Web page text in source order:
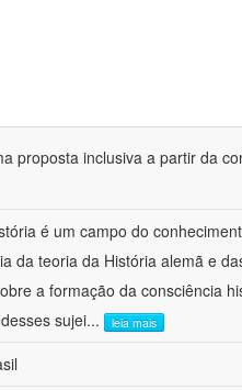
proposta inclusiva a partir da
é um campo do
da teoria da História alemã e
a formação da consciência
sujei... leia mais